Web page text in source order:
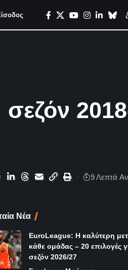
9 Λεπτά
Νέα
EuroLeague: Η καλύτερη
κάθε ομάδας – 20 επιλογές
σεζόν 2026/27